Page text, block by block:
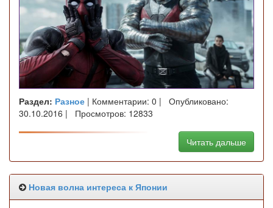
Раздел: Разное | Комментарии: 0 | Опубликовано:
30.10.2016 | Просмотров: 12833
Читать дальше
Новая волна интереса к Японии